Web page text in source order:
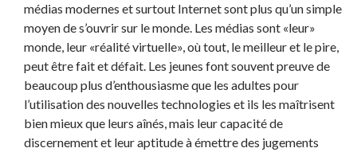
médias modernes et surtout Internet sont plus qu’un simple
moyen de s’ouvrir sur le monde. Les médias sont «leur»
monde, leur «réalité virtuelle», où tout, le meilleur et le pire,
peut être fait et défait. Les jeunes font souvent preuve de
beaucoup plus d’enthousiasme que les adultes pour
l’utilisation des nouvelles technologies et ils les maîtrisent
bien mieux que leurs aînés, mais leur capacité de
discernement et leur aptitude à émettre des jugements